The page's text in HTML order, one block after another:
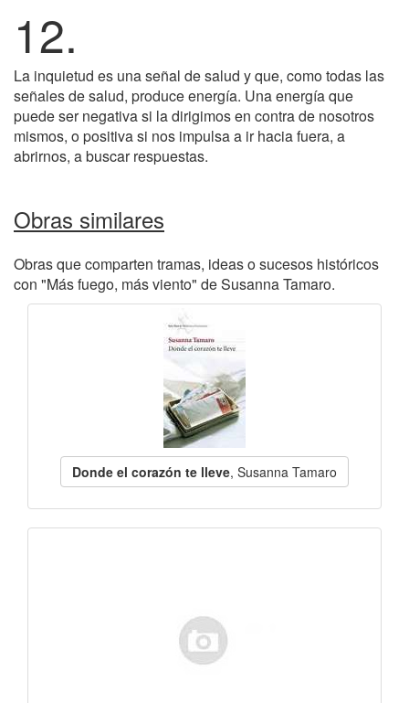
12.
La inquietud es una señal de salud y que, como todas las
señales de salud, produce energía. Una energía que
puede ser negativa si la dirigimos en contra de nosotros
mismos, o positiva si nos impulsa a ir hacia fuera, a
abrirnos, a buscar respuestas.
Obras similares
Obras que comparten tramas, ideas o sucesos históricos
con "Más fuego, más viento" de Susanna Tamaro.
Donde el corazón te lleve, Susanna Tamaro